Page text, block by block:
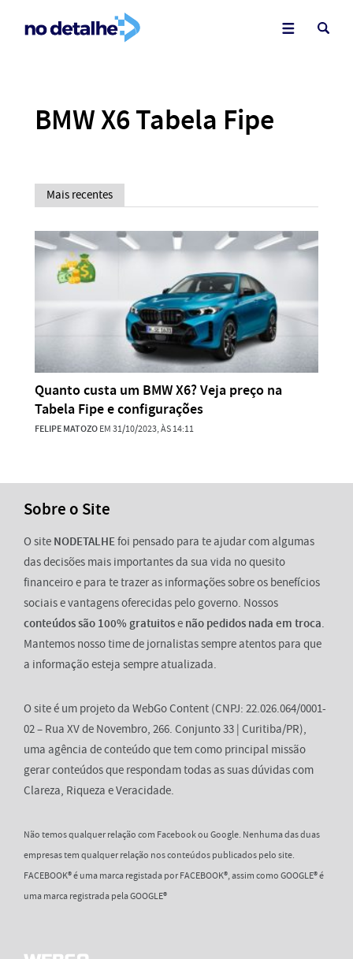
BMW X6 Tabela Fipe
Mais recentes
Quanto custa um BMW X6? Veja preço na
Tabela Fipe e configurações
FELIPE MATOZOEM 31/10/2023, ÀS 14:11
Sobre o Site
O site NODETALHEfoi pensado para te ajudar com algumas
das decisões mais importantes da sua vida no quesito
financeiro e para te trazer as informações sobre os benefícios
sociais e vantagens oferecidas pelo governo. Nossos
conteúdos são 100% gratuitose não pedidos nada em troca.
Mantemos nosso time de jornalistas sempre atentos para que
a informação esteja sempre atualizada.
O site é um projeto da WebGo Content (CNPJ: 22.026.064/0001-
02 – Rua XV de Novembro, 266. Conjunto 33 | Curitiba/PR),
uma agência de conteúdo que tem como principal missão
gerar conteúdos que respondam todas as suas dúvidas com
Clareza, Riqueza e Veracidade.
Não temos qualquer relação com Facebook ou Google. Nenhuma das duas
empresas tem qualquer relação nos conteúdos publicados pelo site.
FACEBOOK® é uma marca registada por FACEBOOK®, assim como GOOGLE® é
uma marca registrada pela GOOGLE®